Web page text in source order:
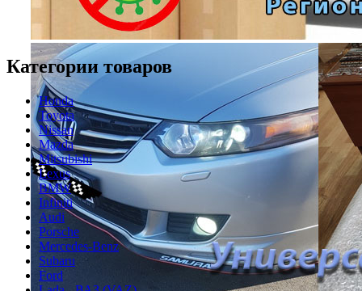
Категории товаров
Honda
Toyota
Nissan
Mazda
Mitsubishi
Lexus
BMW
Infiniti
Audi
Porsche
Mercedes-Benz
Subaru
Ford